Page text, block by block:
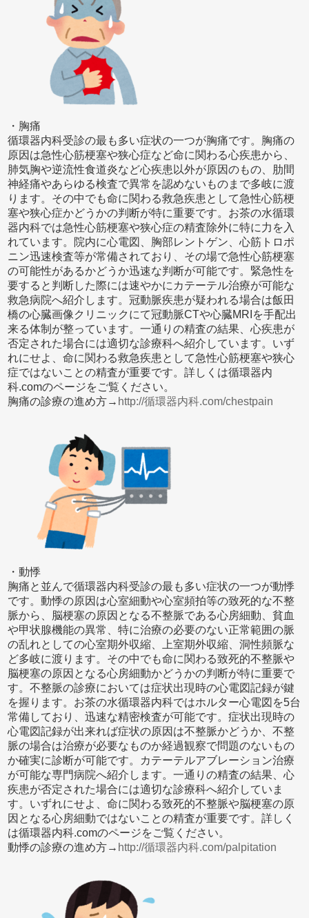
・胸痛
循環器内科受診の最も多い症状の一つが胸痛です。胸痛の
原因は急性心筋梗塞や狭心症など命に関わる心疾患から、
肺気胸や逆流性食道炎など心疾患以外が原因のもの、肋間
神経痛やあらゆる検査で異常を認めないものまで多岐に渡
ります。その中でも命に関わる救急疾患として急性心筋梗
塞や狭心症かどうかの判断が特に重要です。お茶の水循環
器内科では急性心筋梗塞や狭心症の精査除外に特に力を入
れています。院内に心電図、胸部レントゲン、心筋トロポ
ニン迅速検査等が常備されており、その場で急性心筋梗塞
の可能性があるかどうか迅速な判断が可能です。緊急性を
要すると判断した際には速やかにカテーテル治療が可能な
救急病院へ紹介します。冠動脈疾患が疑われる場合は飯田
橋の心臓画像クリニックにて冠動脈CTや心臓MRIを手配出
来る体制が整っています。一通りの精査の結果、心疾患が
否定された場合には適切な診療科へ紹介しています。いず
れにせよ、命に関わる救急疾患として急性心筋梗塞や狭心
症ではないことの精査が重要です。詳しくは循環器内
科.comのページをご覧ください。
胸痛の診療の進め方→ http://循環器内科.com/chestpain
・動悸
胸痛と並んで循環器内科受診の最も多い症状の一つが動悸
です。動悸の原因は心室細動や心室頻拍等の致死的な不整
脈から、脳梗塞の原因となる不整脈である心房細動、貧血
や甲状腺機能の異常、特に治療の必要のない正常範囲の脈
の乱れとしての心室期外収縮、上室期外収縮、洞性頻脈な
ど多岐に渡ります。その中でも命に関わる致死的不整脈や
脳梗塞の原因となる心房細動かどうかの判断が特に重要で
す。不整脈の診療においては症状出現時の心電図記録が鍵
を握ります。お茶の水循環器内科ではホルター心電図を5台
常備しており、迅速な精密検査が可能です。症状出現時の
心電図記録が出来れば症状の原因は不整脈かどうか、不整
脈の場合は治療が必要なものか経過観察で問題のないもの
か確実に診断が可能です。カテーテルアブレーション治療
が可能な専門病院へ紹介します。一通りの精査の結果、心
疾患が否定された場合には適切な診療科へ紹介していま
す。いずれにせよ、命に関わる致死的不整脈や脳梗塞の原
因となる心房細動ではないことの精査が重要です。詳しく
は循環器内科.comのページをご覧ください。
動悸の診療の進め方→ http://循環器内科.com/palpitation